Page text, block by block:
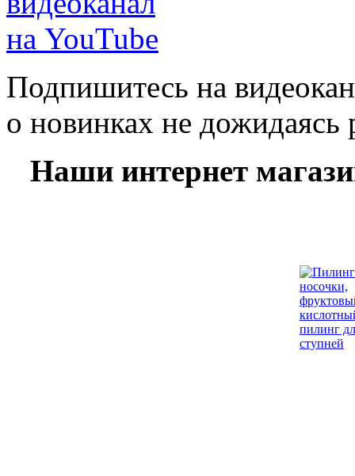
Подпишитесь на
о новинках не дожидаясь
Наши интернет